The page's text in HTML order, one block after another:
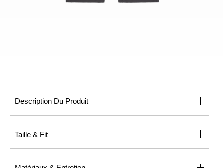
Description Du Produit
Taille & Fit